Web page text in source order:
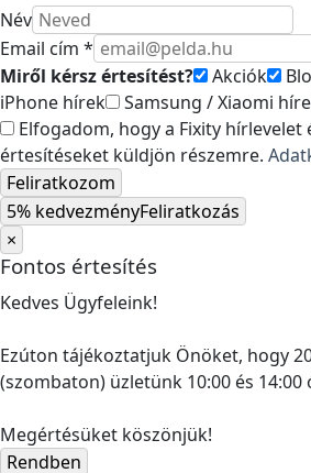
Név
Email cím *
Miről kérsz értesítést?
Akciók
iPhone hírek
Samsung / Xiaomi
Elfogadom, hogy a Fixity hírlevelet
értesítéseket küldjön részemre.
Feliratkozom
5% kedvezményFeliratkozás
×
Fontos értesítés
Kedves Ügyfeleink!
Ezúton tájékoztatjuk Önöket, hogy
(szombaton) üzletünk 10:00 és
Megértésüket köszönjük!
Rendben